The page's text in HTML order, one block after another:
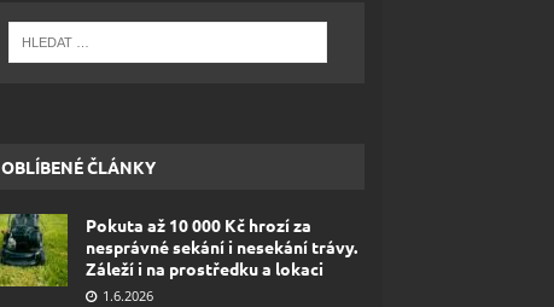
OBLÍBENÉ ČLÁNKY
Pokuta až 10 000 Kč hrozí za
nesprávné sekání i nesekání trávy.
Záleží i na prostředku a lokaci
1.6.2026